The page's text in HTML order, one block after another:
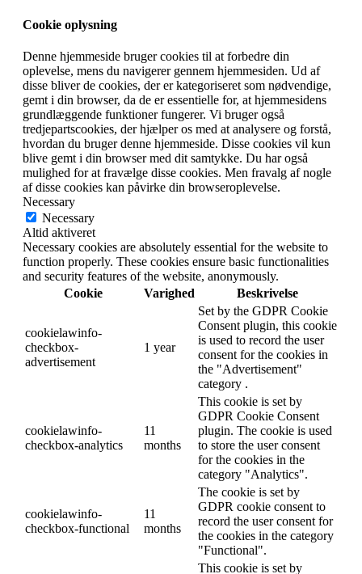
Cookie oplysning
Denne hjemmeside bruger cookies til at forbedre din
oplevelse, mens du navigerer gennem hjemmesiden. Ud af
disse bliver de cookies, der er kategoriseret som nødvendige,
gemt i din browser, da de er essentielle for, at hjemmesidens
grundlæggende funktioner fungerer. Vi bruger også
tredjepartscookies, der hjælper os med at analysere og forstå,
hvordan du bruger denne hjemmeside. Disse cookies vil kun
blive gemt i din browser med dit samtykke. Du har også
mulighed for at fravælge disse cookies. Men fravalg af nogle
af disse cookies kan påvirke din browseroplevelse.
Necessary
Necessary
Altid aktiveret
Necessary cookies are absolutely essential for the website to
function properly. These cookies ensure basic functionalities
and security features of the website, anonymously.
Cookie
Varighed Beskrivelse
cookielawinfo-
checkbox-
advertisement
1 year
Set by the GDPR Cookie
Consent plugin, this cookie
is used to record the user
consent for the cookies in
the "Advertisement"
category .
cookielawinfo-
checkbox-analytics
11
months
This cookie is set by
GDPR Cookie Consent
plugin. The cookie is used
to store the user consent
for the cookies in the
category "Analytics".
cookielawinfo-
checkbox-functional
11
months
The cookie is set by
GDPR cookie consent to
record the user consent for
the cookies in the category
"Functional".
This cookie is set by